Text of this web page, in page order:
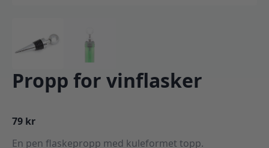
Propp for vinflasker
79 kr
En pen flaskepropp med kuleformet topp.